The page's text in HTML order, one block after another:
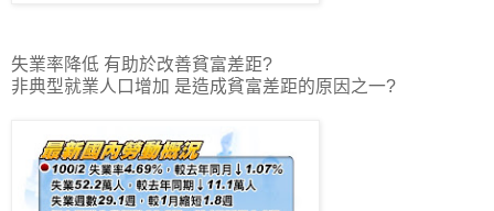
失業率降低 有助於改善貧富差距?
非典型就業人口增加 是造成貧富差距的原因之一?